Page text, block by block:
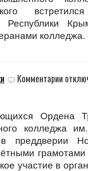
Республики
колледжа.
Комментарии записи
Ордена
колледжа
преддверии
участие в